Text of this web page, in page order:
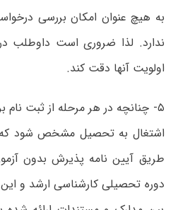
به هیچ عنوان امکان بررسی
ندارد. لذا ضروری است داوطلب
اولویت آنها دقت کند.
۵- چنانچه در هر مرحله از ثبت
اشتغال به تحصیل مشخص شود
طریق آیین نامه پذیرش بدون
دوره تحصیلی کارشناسی ارشد و این